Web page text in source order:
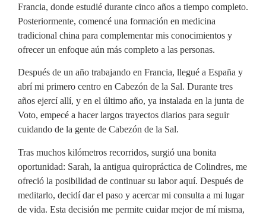
Francia, donde estudié durante cinco años a tiempo completo.
Posteriormente, comencé una formación en medicina
tradicional china para complementar mis conocimientos y
ofrecer un enfoque aún más completo a las personas.
Después de un año trabajando en Francia, llegué a España y
abrí mi primero centro en Cabezón de la Sal. Durante tres
años ejercí allí, y en el último año, ya instalada en la junta de
Voto, empecé a hacer largos trayectos diarios para seguir
cuidando de la gente de Cabezón de la Sal.
Tras muchos kilómetros recorridos, surgió una bonita
oportunidad: Sarah, la antigua quiropráctica de Colindres, me
ofreció la posibilidad de continuar su labor aquí. Después de
meditarlo, decidí dar el paso y acercar mi consulta a mi lugar
de vida. Esta decisión me permite cuidar mejor de mí misma,